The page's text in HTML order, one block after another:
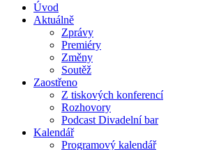
Úvod
Aktuálně
Zprávy
Premiéry
Změny
Soutěž
Zaostřeno
Z tiskových konferencí
Rozhovory
Podcast Divadelní bar
Kalendář
Programový kalendář